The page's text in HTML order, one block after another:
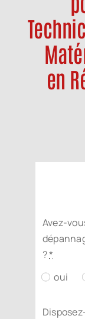
en
Avez-
?*
oui